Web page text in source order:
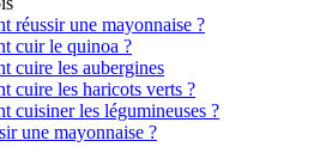
réussir une mayonnaise ?
cuir le quinoa ?
cuire les aubergines
cuire les haricots verts ?
cuisiner les légumineuses ?
une mayonnaise ?